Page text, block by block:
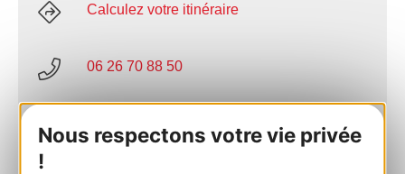
Nous respectons votre vie privée
!
Calculez votre itinéraire
06 26 70 88 50